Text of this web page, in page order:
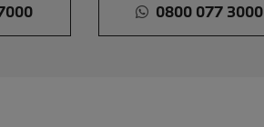
0800 077 3000